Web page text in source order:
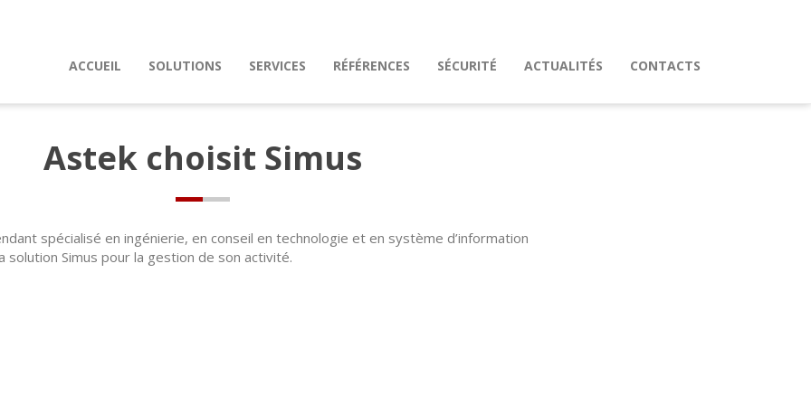
ACCUEIL SOLUTIONS SERVICES RÉFÉRENCES SÉCURITÉ ACTUALITÉS CONTACTS
Astek choisit Simus
spécialisé en ingénierie, en conseil en technologie et en système d’information
solution Simus pour la gestion de son activité.